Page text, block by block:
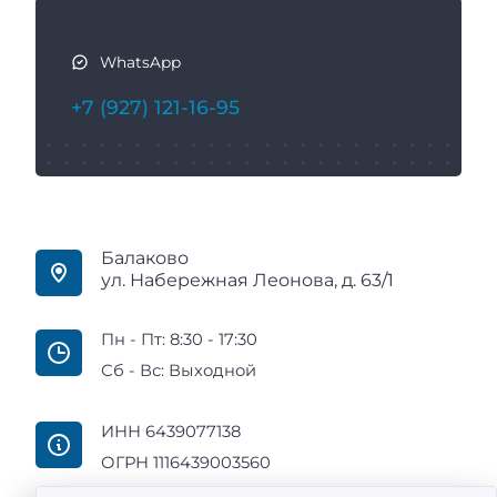
WhatsApp
+7 (927) 121-16-95
Балаково
ул. Набережная Леонова, д. 63/1
Пн - Пт: 8:30 - 17:30
Сб - Вс: Выходной
ИНН 6439077138
ОГРН 1116439003560